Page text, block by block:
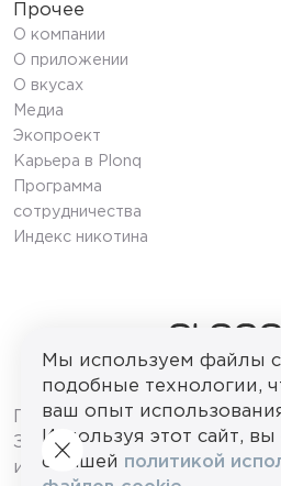
Мы используем файлы
подобные технологии,
ваш опыт
Используя этот сайт, вы
с нашей политикой
© 2026 ООО
Прочее
О компании
О приложении
О вкусах
Медиа
Экопроект
Карьера в Plonq
Программа
сотрудничества
Индекс никотина
ПРОДАЖА
ЗАПРЕЩЕНА. Сайт
исключительно в целях